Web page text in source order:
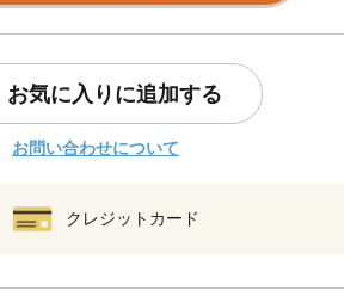
お気に入りに追加する
お問い合わせについて
クレジットカード